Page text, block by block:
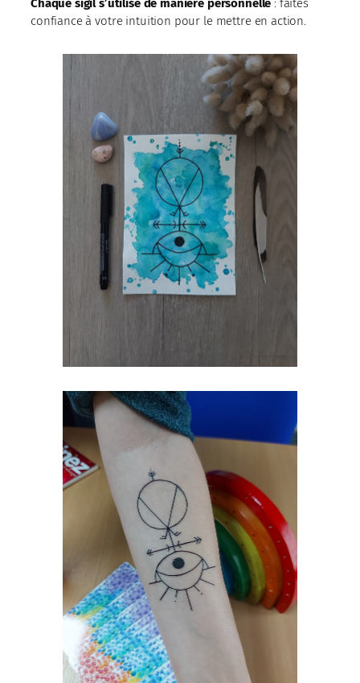
Chaque sigil s’utilise de manière personnelle : faites
confiance à votre intuition pour le mettre en action.